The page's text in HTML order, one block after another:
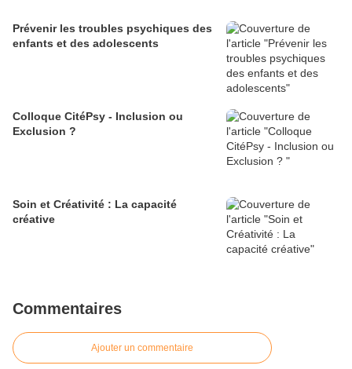
Prévenir les troubles psychiques des
enfants et des adolescents
Colloque CitéPsy - Inclusion ou
Exclusion ?
Soin et Créativité : La capacité
créative
Commentaires
Ajouter un commentaire